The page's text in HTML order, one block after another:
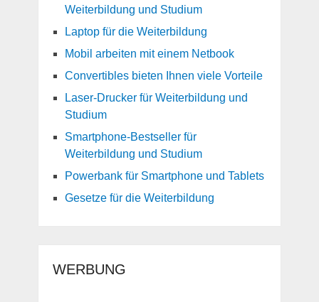
Weiterbildung und Studium
Laptop für die Weiterbildung
Mobil arbeiten mit einem Netbook
Convertibles bieten Ihnen viele Vorteile
Laser-Drucker für Weiterbildung und
Studium
Smartphone-Bestseller für
Weiterbildung und Studium
Powerbank für Smartphone und Tablets
Gesetze für die Weiterbildung
WERBUNG